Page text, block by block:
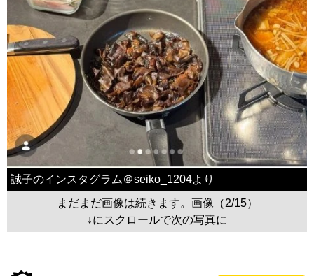
誠子のインスタグラム＠seiko_1204より
まだまだ画像は続きます。画像（2/15）
↓にスクロールで次の写真に